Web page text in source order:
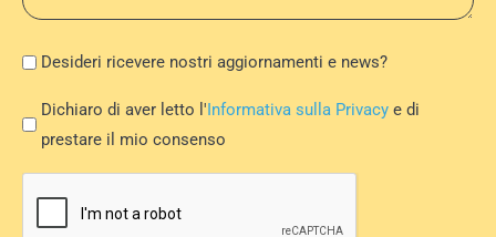
Newsletter
Desideri ricevere nostri aggiornamenti e news?
Privacy
Policy
*
Dichiaro di aver letto l'Informativa sulla Privacy e di
prestare il mio consenso